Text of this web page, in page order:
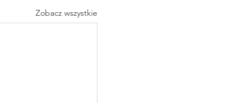
Zobacz wszystkie